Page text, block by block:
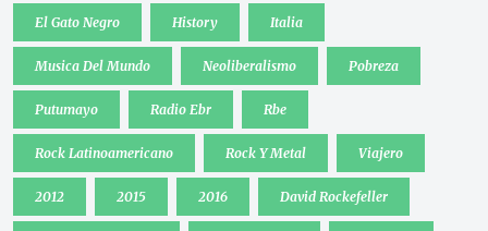
El Gato Negro History Italia
Musica Del Mundo Neoliberalismo Pobreza
Putumayo Radio Ebr Rbe
Rock Latinoamericano Rock Y Metal Viajero
2012 2015 2016 David Rockefeller